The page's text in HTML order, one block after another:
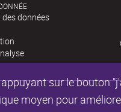
sur le bouton
moyen pour
données